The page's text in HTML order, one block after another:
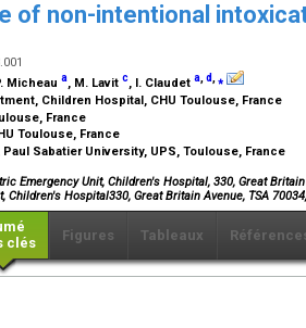
of non-intentional
Micheau a, M. Lavit c, I. Claudet a,d,⁎
Children Hospital, CHU Toulouse, France
France
Toulouse, France
Paul Sabatier University, UPS, Toulouse, France
Emergency Unit, Children's Hospital, 330, Great
Children's Hospital330, Great Britain Avenue, TSA
clés
Figures Tableaux